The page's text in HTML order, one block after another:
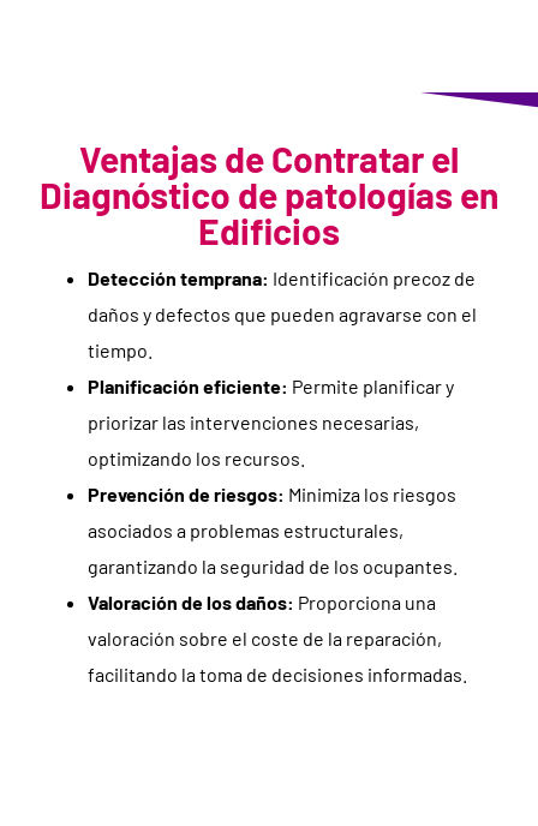
Ventajas de Contratar el
Diagnóstico de patologías en
Edificios
Detección temprana: Identificación precoz de
daños y defectos que pueden agravarse con el
tiempo.
Planificación eficiente: Permite planificar y
priorizar las intervenciones necesarias,
optimizando los recursos.
Prevención de riesgos: Minimiza los riesgos
asociados a problemas estructurales,
garantizando la seguridad de los ocupantes.
Valoración de los daños: Proporciona una
valoración sobre el coste de la reparación,
facilitando la toma de decisiones informadas.